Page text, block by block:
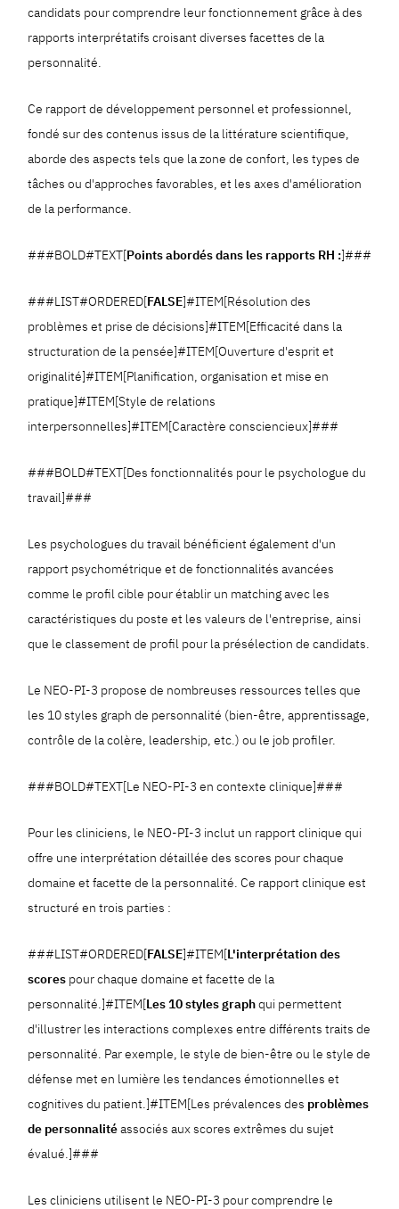
candidats pour comprendre leur fonctionnement grâce à des
rapports interprétatifs croisant diverses facettes de la
personnalité.
Ce rapport de développement personnel et professionnel,
fondé sur des contenus issus de la littérature scientifique,
aborde des aspects tels que la zone de confort, les types de
tâches ou d'approches favorables, et les axes d'amélioration
de la performance.
###BOLD#TEXT[Points abordés dans les rapports RH :]###
###LIST#ORDERED[FALSE]#ITEM[Résolution des
problèmes et prise de décisions]#ITEM[Efficacité dans la
structuration de la pensée]#ITEM[Ouverture d'esprit et
originalité]#ITEM[Planification, organisation et mise en
pratique]#ITEM[Style de relations
interpersonnelles]#ITEM[Caractère consciencieux]###
###BOLD#TEXT[Des fonctionnalités pour le psychologue du
travail]###
Les psychologues du travail bénéficient également d'un
rapport psychométrique et de fonctionnalités avancées
comme le profil cible pour établir un matching avec les
caractéristiques du poste et les valeurs de l'entreprise, ainsi
que le classement de profil pour la présélection de candidats.
Le NEO-PI-3 propose de nombreuses ressources telles que
les 10 styles graph de personnalité (bien-être, apprentissage,
contrôle de la colère, leadership, etc.) ou le job profiler.
###BOLD#TEXT[Le NEO-PI-3 en contexte clinique]###
Pour les cliniciens, le NEO-PI-3 inclut un rapport clinique qui
offre une interprétation détaillée des scores pour chaque
domaine et facette de la personnalité. Ce rapport clinique est
structuré en trois parties :
###LIST#ORDERED[FALSE]#ITEM[L'interprétation des
scores pour chaque domaine et facette de la
personnalité.]#ITEM[Les 10 styles graphqui permettent
d'illustrer les interactions complexes entre différents traits de
personnalité. Par exemple, le style de bien-être ou le style de
défense met en lumière les tendances émotionnelles et
cognitives du patient.]#ITEM[Les prévalences des problèmes
de personnalitéassociés aux scores extrêmes du sujet
évalué.]###
Les cliniciens utilisent le NEO-PI-3 pour comprendre le